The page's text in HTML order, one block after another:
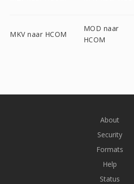
MKV naar HCOM
MOD naar
HCOM
About
Security
Formats
Help
Status